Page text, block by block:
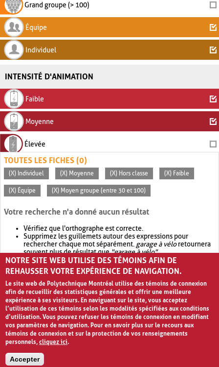
Grand groupe (> 100)
Équipe
Individuel
INTENSITÉ D'ANIMATION
Faible
Moyenne
Élevée
TOUTES LES FICHES (0)
(X) Individuel (X) Moyenne (X) Hors classe (X) Faible
(X) Équipe (X) Moyen groupe (entre 30 et 100)
Votre recherche n'a donné aucun résultat
Vérifiez que l'orthographe est correcte.
Supprimez les guillemets autour des expressions pour
rechercher chaque mot séparément. garage à véloretournera
souvent plus de résultat que"garage à vélo".
Envisagez d'élargir votre recherche avec OR.garage OR vélo
retournera souvent plus de résultat quegarage à vélo
NOTRE SITE WEB UTILISE DES TÉMOINS AFIN DE
REHAUSSER VOTRE EXPÉRIENCE DE NAVIGATION.
Le site web de Polytechnique Montréal utilise des témoins de connexion
afin de recueillir des statistiques générales et offrir une meilleure
expérience à ses visiteurs. En naviguant sur le site, vous acceptez
l’utilisation de ces témoins selon les modalités spécifiées aux conditions
d’utilisation. Vous pouvez refuser les témoins de connexion en modifiant
vos paramètres de navigation. Pour en savoir plus sur le recours aux
témoins de connexion et sur la protection de vos renseignements
personnels,cliquez ici.
Accepter